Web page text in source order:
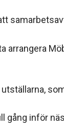
arrangera
gång inför